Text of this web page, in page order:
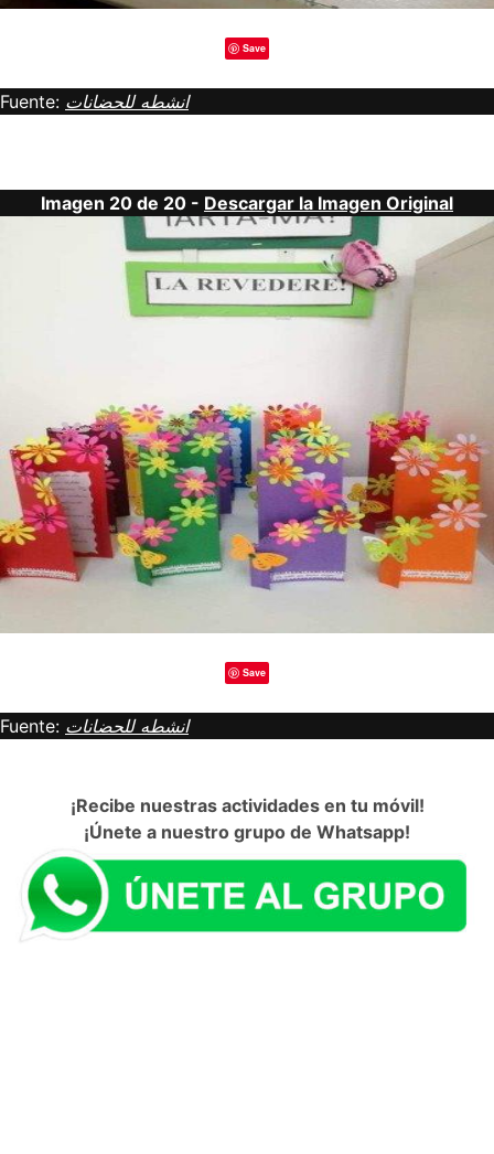
Save
Fuente: انشطه للحضانات
Imagen 20 de 20 - Descargar la Imagen Original
Save
Fuente: انشطه للحضانات
¡Recibe nuestras actividades en tu móvil!
¡Únete a nuestro grupo de Whatsapp!